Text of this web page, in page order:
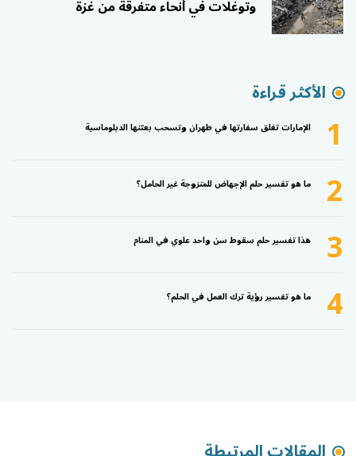
وتوغلات في أنحاء متفرقة من غزة
الأكثر قراءة
1 الإمارات تغلق سفارتها في طهران وتسحب بعثتها الدبلوماسية
2 ما هو تفسير حلم الإجهاض للمتزوجة غير الحامل؟
3 هذا تفسير حلم سقوط سن واحد علوي في المنام
4 ما هو تفسير رؤية ترك العمل في الحلم؟